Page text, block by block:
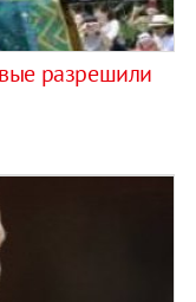
разрешили